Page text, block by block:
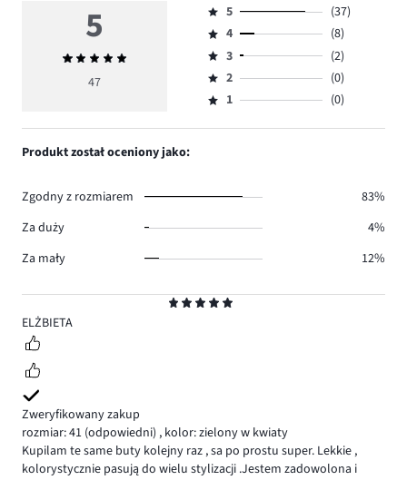
5
ELŻBIETA
Zweryfikowany zakup
rozmiar: 41 (odpowiedni) , kolor: zielony w kwiaty
Kupilam te same buty kolejny raz , sa po prostu super. Lekkie ,
kolorystycznie pasują do wielu stylizacji .Jestem zadowolona i
5
Średnia
ocena
47
Ocena
5,
ilość
głosów
37.
5
(37)
Ocena
4,
ilość
głosów
4
(8)
Ocena
3,
ilość
3
(2)
Ocena
2,
2
(0)
Ocena
1,
1 (0)
Produkt został oceniony jako:
Zgodny z rozmiarem
83%
Za duży
4%
Za mały
12%